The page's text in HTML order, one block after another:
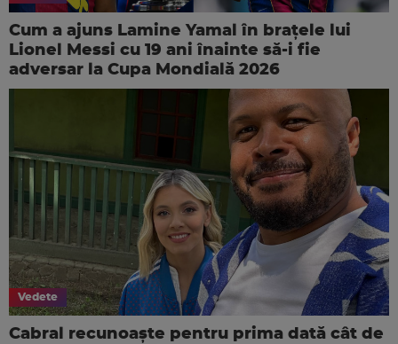
Cum a ajuns Lamine Yamal în brațele lui
Lionel Messi cu 19 ani înainte să-i fie
adversar la Cupa Mondială 2026
Vedete
Cabral recunoaște pentru prima dată cât de